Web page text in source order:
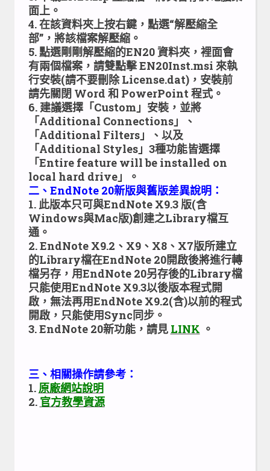
面上。
4. 在該資料夾上按右鍵，點選“解壓縮全
部”，將該檔案解壓縮。
5. 點選剛剛解壓縮的EN20 資料夾，裡面會
有兩個檔案，請雙點擊 EN20Inst.msi 來執
行安裝(請不要刪除 License.dat)，安裝前
請先關閉 Word 和 PowerPoint 程式。
6. 建議選擇「Custom」安裝，並將
「Additional Connections」、
「Additional Filters」、以及
「Additional Styles」3種功能皆選擇
「Entire feature will be installed on
local hard drive」。
二、EndNote 20新版與舊版差異說明：
1. 此版本只可與EndNote X9.3 版(含
Windows與Mac版)創建之Library檔互
通。
2. EndNote X9.2、X9、X8、X7版所建立
的Library檔在EndNote 20開啟後將進行轉
檔另存，用EndNote 20另存後的Library檔
只能使用EndNote X9.3以後版本程式開
啟，無法再用EndNote X9.2(含)以前的程式
開啟，只能使用Sync同步。
3. EndNote 20新功能，請見 LINK 。
三、相關操作請參考：
1. 原廠網站說明
2. 官方教學資源